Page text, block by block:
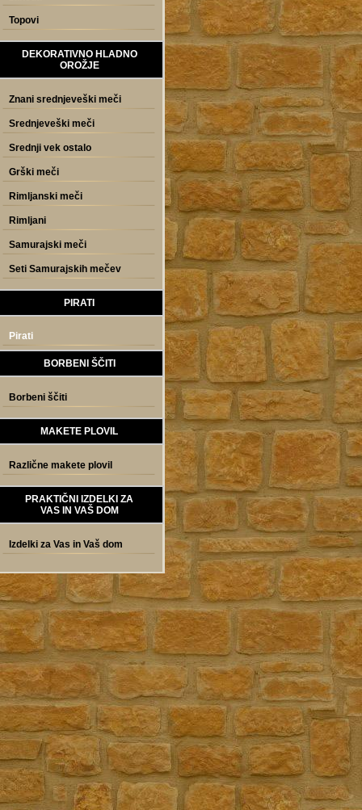
Topovi
DEKORATIVNO HLADNO
OROŽJE
Znani srednjeveški meči
Srednjeveški meči
Srednji vek ostalo
Grški meči
Rimljanski meči
Rimljani
Samurajski meči
Seti Samurajskih mečev
PIRATI
Pirati
BORBENI ŠČITI
Borbeni ščiti
MAKETE PLOVIL
Različne makete plovil
PRAKTIČNI IZDELKI ZA
VAS IN VAŠ DOM
Izdelki za Vas in Vaš dom